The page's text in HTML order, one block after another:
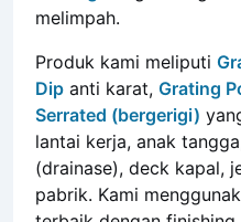
kami menyediakan
melimpah.
Produk kami meliputi
Dipanti karat,Grating
Serrated (bergerigi)
lantai kerja, anak
(drainase), deck kapal,